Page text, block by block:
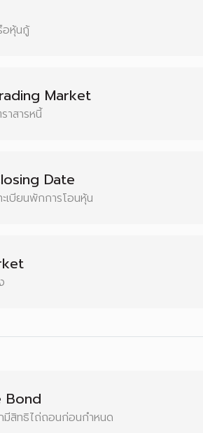
หุ้นกู้
Market
าสารหนี้
Date
เบียนพักการโอนหุ้น
Bond
สิทธิไถ่ถอนก่อนกำหนด